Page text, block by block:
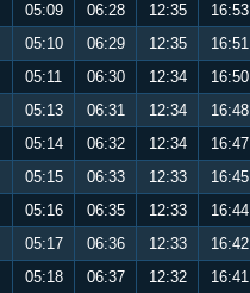
05:09 06:28 12:35 16:53
05:10 06:29 12:35 16:51
05:11 06:30 12:34 16:50
05:13 06:31 12:34 16:48
05:14 06:32 12:34 16:47
05:15 06:33 12:33 16:45
05:16 06:35 12:33 16:44
05:17 06:36 12:33 16:42
05:18 06:37 12:32 16:41